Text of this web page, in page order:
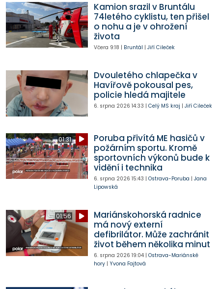
Kamion srazil v Bruntálu
74letého cyklistu, ten přišel
o nohu a je v ohrožení
života
Včera 9:18 | Bruntál | Jiří Cileček
Dvouletého chlapečka v
Havířově pokousal pes,
policie hledá majitele
6. srpna 2026 14:33 | Celý MS kraj | Jiří Cileček
01:31
Poruba přivítá ME hasičů v
požárním sportu. Kromě
sportovních výkonů bude k
vidění i technika
6. srpna 2026 15:43 | Ostrava-Poruba | Jana
Lipowská
01:56
Mariánskohorská radnice
má nový externí
defibrilátor. Může zachránit
život během několika minut
6. srpna 2026 19:04| Ostrava-Mariánské
hory| Yvona Fajtová